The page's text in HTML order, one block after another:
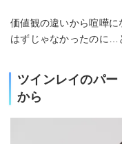
価値観の違いから喧嘩
はずじゃなかったのに…
ツインレイのパ
から